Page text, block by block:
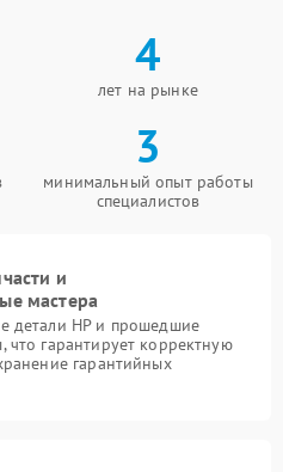
4
лет на рынке
3
минимальный опыт работы
специалистов
и
мастера
детали HP и прошедшие
гарантирует корректную
гарантийных